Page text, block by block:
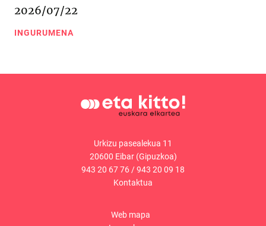
2026/07/22
INGURUMENA
Urkizu pasealekua 11
20600 Eibar (Gipuzkoa)
943 20 67 76/943 20 09 18
Kontaktua
Web mapa